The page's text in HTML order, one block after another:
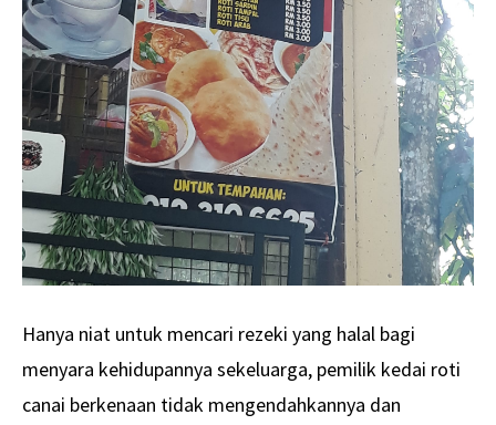
Hanya niat untuk mencari rezeki yang halal bagi
menyara kehidupannya sekeluarga, pemilik kedai roti
canai berkenaan tidak mengendahkannya dan